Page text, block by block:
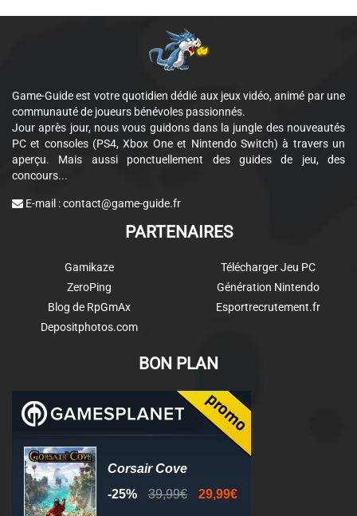
Game-Guide est votre quotidien dédié aux jeux vidéo, animé par une
communauté de joueurs bénévoles passionnés.
Jour après jour, nous vous guidons dans la jungle des nouveautés
PC et consoles (PS4, Xbox One et Nintendo Switch) à travers un
aperçu. Mais aussi ponctuellement des guides de jeu, des
concours...
E-mail :contact@game-guide.fr
PARTENAIRES
Gamikaze
ZeroPing
Blog de RpGmAx
Depositphotos.com
Télécharger Jeu PC
Génération Nintendo
Esportrecrutement.fr
BON PLAN